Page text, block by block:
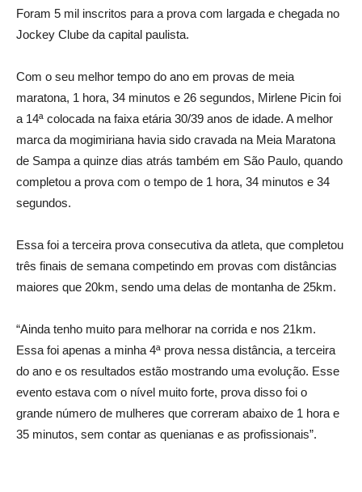
Foram 5 mil inscritos para a prova com largada e chegada no
Jockey Clube da capital paulista.
Com o seu melhor tempo do ano em provas de meia
maratona, 1 hora, 34 minutos e 26 segundos, Mirlene Picin foi
a 14ª colocada na faixa etária 30/39 anos de idade. A melhor
marca da mogimiriana havia sido cravada na Meia Maratona
de Sampa a quinze dias atrás também em São Paulo, quando
completou a prova com o tempo de 1 hora, 34 minutos e 34
segundos.
Essa foi a terceira prova consecutiva da atleta, que completou
três finais de semana competindo em provas com distâncias
maiores que 20km, sendo uma delas de montanha de 25km.
“Ainda tenho muito para melhorar na corrida e nos 21km.
Essa foi apenas a minha 4ª prova nessa distância, a terceira
do ano e os resultados estão mostrando uma evolução. Esse
evento estava com o nível muito forte, prova disso foi o
grande número de mulheres que correram abaixo de 1 hora e
35 minutos, sem contar as quenianas e as profissionais”.